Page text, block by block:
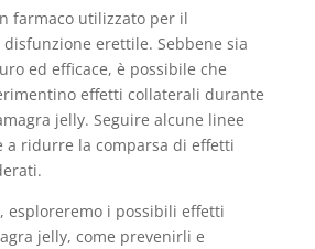
farmaco utilizzato per il
erettile. Sebbene sia
ed efficace, è possibile che
effetti collaterali durante
jelly. Seguire alcune linee
a ridurre la comparsa di effetti
esploreremo i possibili effetti
jelly, come prevenirli e